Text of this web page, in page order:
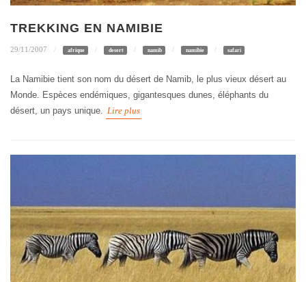
TREKKING EN NAMIBIE
29/11/2007 afrique desert namib namibie safari
La Namibie tient son nom du désert de Namib, le plus vieux désert au
Monde. Espèces endémiques, gigantesques dunes, éléphants du
désert, un pays unique.
Lire plus